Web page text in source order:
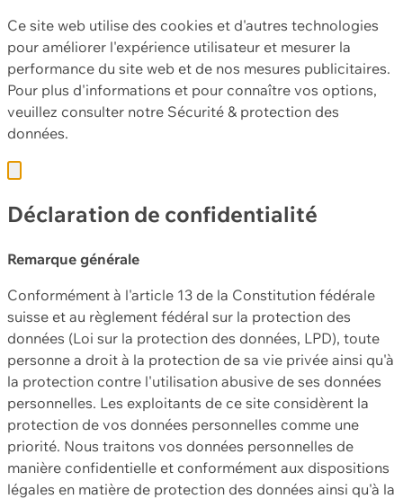
Ce site web utilise des cookies et d'autres technologies
pour améliorer l'expérience utilisateur et mesurer la
performance du site web et de nos mesures publicitaires.
Pour plus d'informations et pour connaître vos options,
veuillez consulter notre Sécurité & protection des
données.
Déclaration de confidentialité
Remarque générale
Conformément à l'article 13 de la Constitution fédérale
suisse et au règlement fédéral sur la protection des
données (Loi sur la protection des données, LPD), toute
personne a droit à la protection de sa vie privée ainsi qu'à
la protection contre l'utilisation abusive de ses données
personnelles. Les exploitants de ce site considèrent la
protection de vos données personnelles comme une
priorité. Nous traitons vos données personnelles de
manière confidentielle et conformément aux dispositions
légales en matière de protection des données ainsi qu'à la